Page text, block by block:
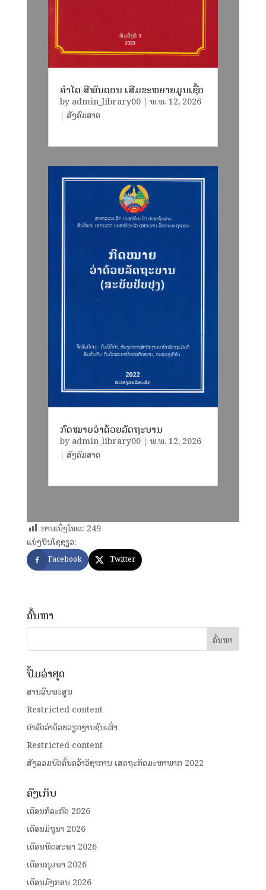
ຄໍາໄຕ ສີພັນດອນ ເສີມຂະຫຍາຍມູນເຊື້ອ
by admin_library00| ພ.ພ. 12, 2026
| ສັງຄົມສາດ
ກົດໝາຍວ່າດ້ວຍລັດຖະບານ
by admin_library00| ພ.ພ. 12, 2026
| ສັງຄົມສາດ
ການເບິ່ງໂພດ: 249
ແບ່ງປັນໂຊຊຽວ:
Facebook Twitter
ຄົ້ນຫາ
ປື້ມລ່າສຸດ
ສານລຶບພະສູນ
Restricted content
ດໍາລັດວ່າດ້ວຍວຽກງານຊົນເຜົ່າ
Restricted content
ສັງລວມບົດຄົ້ນຄວ້າວິຊາການ ເສດຖະກິດມະຫາພາກ 2022
ຄັງເກັບ
ເດືອນກໍລະກົດ 2026
ເດືອນມິຖຸນາ 2026
ເດືອນພຶດສະພາ 2026
ເດືອນກຸມພາ 2026
ເດືອນມັງກອນ 2026